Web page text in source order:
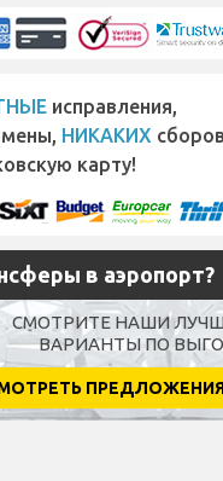
исправления,
НИКАКИХ
карту!
в аэропорт?
СМОТРИТЕ НАШИ
ВАРИАНТЫ ПО